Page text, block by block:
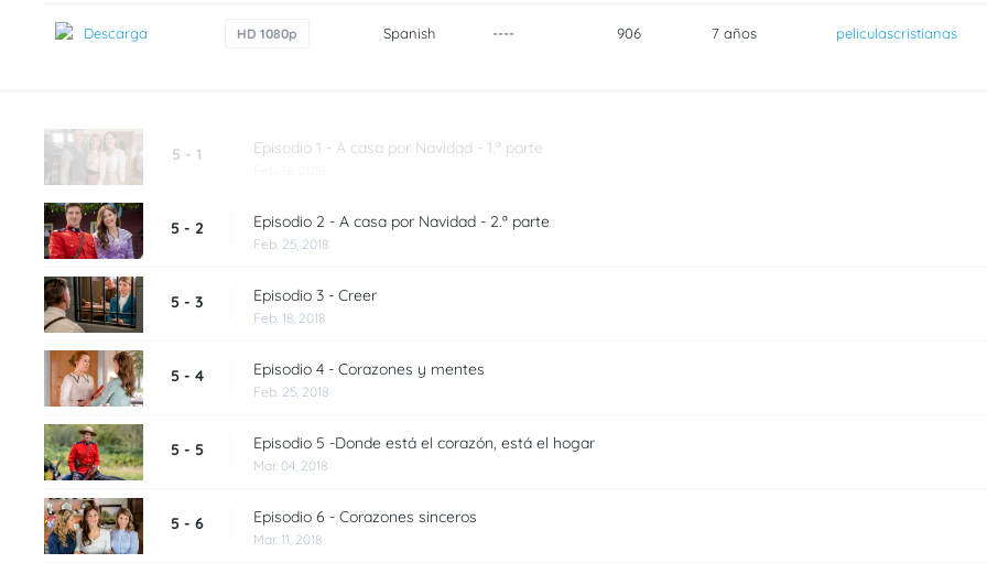
Descarga HD 1080p Spanish ---- 906 7 años peliculascristianas
5 - 1 Episodio 1 - A casa por Navidad - 1.ª parte
5 - 2 Episodio 2 - A casa por Navidad - 2.ª parte
Feb. 25, 2018
5 - 3 Episodio 3 - Creer
Feb. 18, 2018
5 - 4 Episodio 4 - Corazones y mentes
Feb. 25, 2018
5 - 5 Episodio 5 -Donde está el corazón, está el hogar
Mar. 04, 2018
5 - 6 Episodio 6 - Corazones sinceros
Mar. 11, 2018